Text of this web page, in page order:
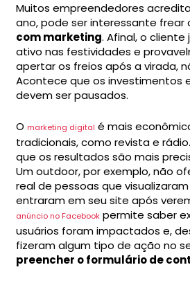
Muitos empreendedores
ano, pode ser interessante frear
com marketing. Afinal, o
ativo nas festividades e
apertar os freios após a virada,
Acontece que os investimentos
devem ser pausados.
O marketing digital é mais
tradicionais, como revista e
que os resultados são mais
Um outdoor, por exemplo, não
real de pessoas que
entraram em seu site após
anúncio no Facebook permite saber
usuários foram impactados e,
fizeram algum tipo de ação no
preencher o formulário de